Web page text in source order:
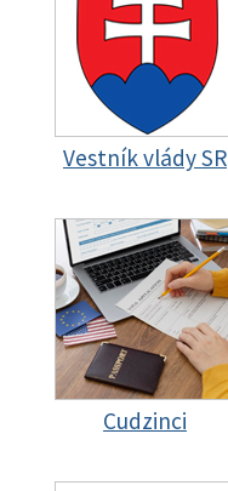
Vestník vlády SR
Cudzinci